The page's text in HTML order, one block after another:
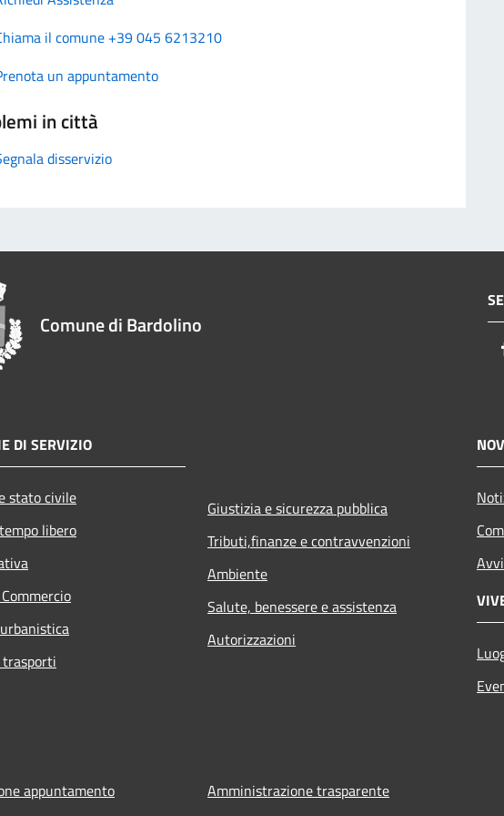
il comune +39 045 6213210
un appuntamento
in città
disservizio
Comune di Bardolino
DI SERVIZIO
stato civile
libero
Giustizia e sicurezza pubblica
Tributi,finanze e contravvenzioni
Ambiente
Salute, benessere e assistenza
Autorizzazioni
appuntamento
Amministrazione trasparente